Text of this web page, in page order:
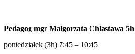
Pedagog mgr Małgorzata Chlastawa 5h
poniedziałek (3h) 7:45 – 10:45